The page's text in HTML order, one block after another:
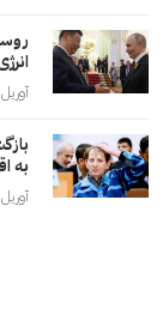
فرهنگ
آوریل 15, 2026
به
آوریل 23, 2025